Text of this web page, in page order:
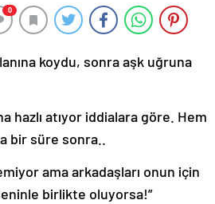
0
koydu, sonra aşk uğruna
hazlı atıyor iddialara göre. Hem
bir süre sonra..
ama arkadaşları onun için
birlikte oluyorsa!”